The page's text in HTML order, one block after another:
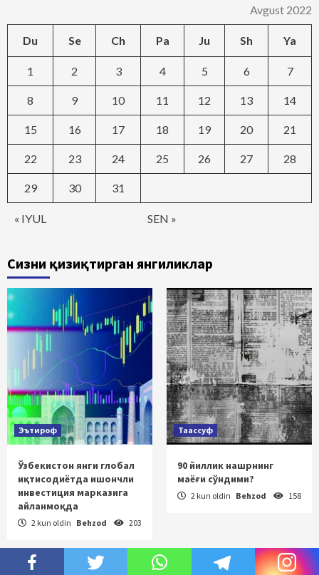
Avgust 2022
Du Se Ch Pa Ju Sh Ya
« IYUL SEN »
1 2 3 4 5 6 7
8 9 10 11 12 13 14
15 16 17 18 19 20 21
22 23 24 25 26 27 28
29 30 31
Сизни қизиқтирган янгиликлар
Эътироф
Ўзбекистон янги глобал
иқтисодиётда ишончли
инвестиция марказига
айланмоқда
2 kun oldin Behzod 203
Таассуф
90 йиллик нашрнинг
маёғи сўндими?
2 kun oldin Behzod 158